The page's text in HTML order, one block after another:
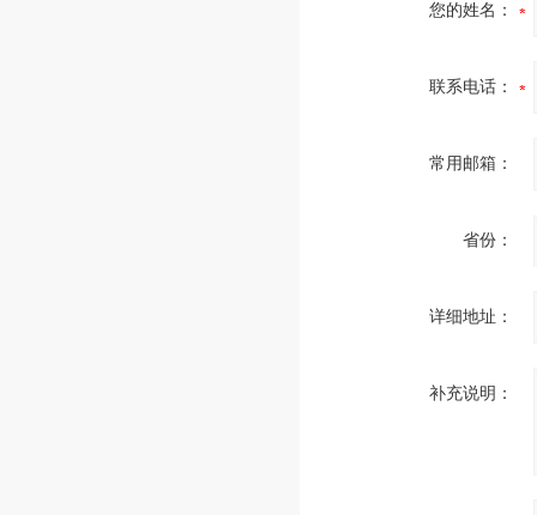
您的姓名：
联系电话：
常用邮箱：
省份：
详细地址：
补充说明：